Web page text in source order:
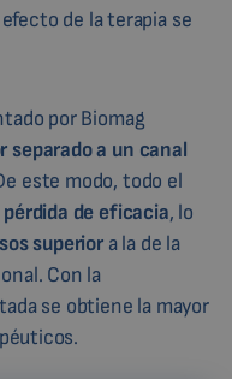
de la terapia se
por Biomag
separado a un canal
este modo, todo el
de eficacia, lo
superiora la de la
Con la
se obtiene la mayor